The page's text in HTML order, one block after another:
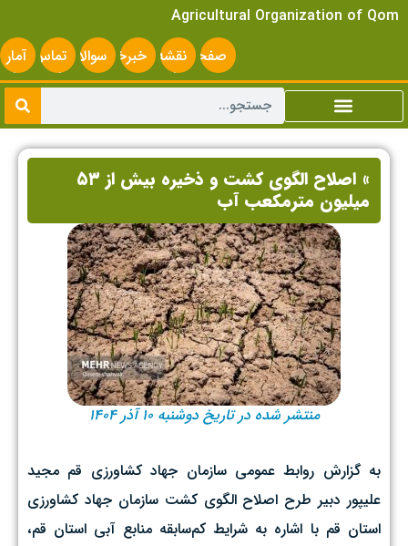
Agricultural Organization of Qom
صفحه
اصلی
نقشه
سایت
خبرخوانسوالات
متداول
تماس
با ما
آمار
» اصلاح الگوی کشت و ذخیره بیش از ۵۳
میلیون مترمکعب آب
منتشر شده در تاریخ دوشنبه ۱۰ آذر ۱۴۰۴
به گزارش روابط عمومی سازمان جهاد کشاورزی قم مجید
علیپور دبیر طرح اصلاح الگوی کشت سازمان جهاد کشاورزی
استان قم با اشاره به شرایط کم‌سابقه منابع آبی استان قم،